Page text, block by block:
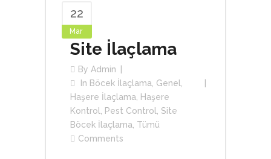
22
Mar
Site İlaçlama
By Admin
In Böcek İlaçlama Genel
Haşere İlaçlama
Haşere
Kontrol
Pest Control
Site
Böcek İlaçlama Tümü
Comments